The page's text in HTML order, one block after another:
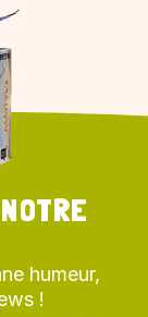
humeur,
!